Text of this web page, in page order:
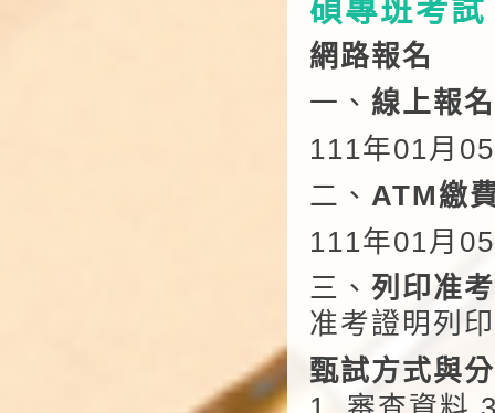
碩專班考
網路報名
一、 線上報
111年01月
二、 ATM繳
111年01月
三、 列印准
准考證明列
甄試方式與